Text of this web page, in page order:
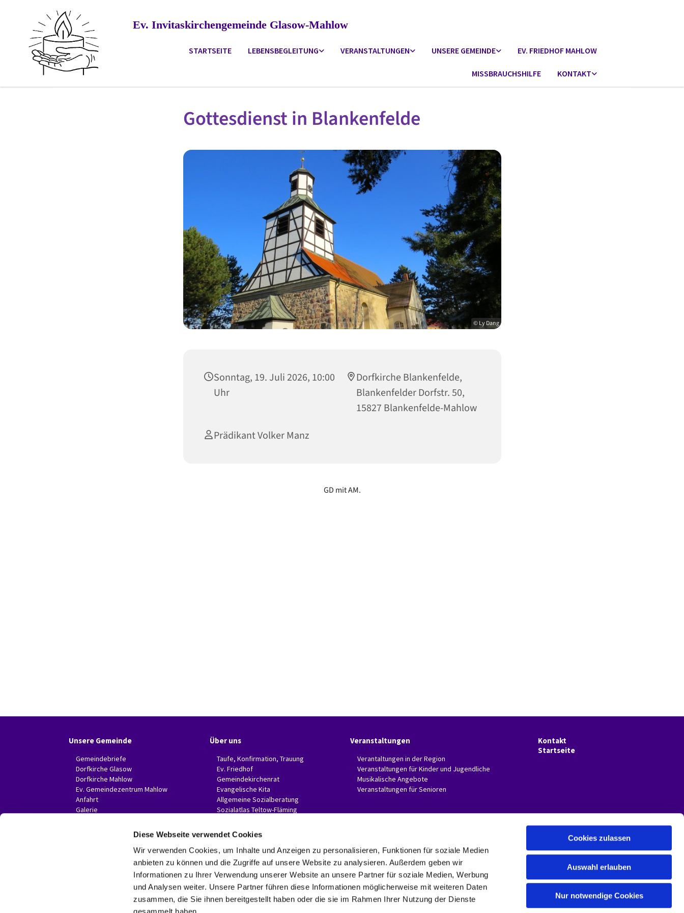
Diese Webseite verwendet Cookies
Wir verwenden Cookies, um Inhalte und Anzeigen zu personalisieren, Funktionen für soziale Medien
anbieten zu können und die Zugriffe auf unsere Website zu analysieren. Außerdem geben wir
Informationen zu Ihrer Verwendung unserer Website an unsere Partner für soziale Medien, Werbung
und Analysen weiter. Unsere Partner führen diese Informationen möglicherweise mit weiteren Daten
zusammen, die Sie ihnen bereitgestellt haben oder die sie im Rahmen Ihrer Nutzung der Dienste
Cookies zulassen
Auswahl erlauben
Nur notwendige Cookies
Ev. Invitaskirchengemeinde Glasow-Mahlow
STARTSEITE LEBENSBEGLEITUNG VERANSTALTUNGEN UNSERE GEMEINDE EV. FRIEDHOF MAHLOW
MISSBRAUCHSHILFE KONTAKT
Gottesdienst in Blankenfelde
© Ly Dang
Sonntag, 19. Juli 2026, 10:00
Uhr
Dorfkirche Blankenfelde,
Blankenfelder Dorfstr. 50,
15827 Blankenfelde-Mahlow
Prädikant Volker Manz
GD mit AM.
Unsere Gemeinde
Gemeindebriefe
Dorfkirche Glasow
Dorfkirche Mahlow
Ev. Gemeindezentrum Mahlow
Anfahrt
Galerie
Über uns
Taufe, Konfirmation, Trauung
Ev. Friedhof
Gemeindekirchenrat
Evangelische Kita
Allgemeine Sozialberatung
Sozialatlas Teltow-Fläming
Veranstaltungen
Verantaltungen in der Region
Veranstaltungen für Kinder und Jugendliche
Musikalische Angebote
Veranstaltungen für Senioren
Kontakt
Startseite
Evangelische Invitaskirchengemeinde Glasow-Mahlow
Rathenaustr. 45
15831 Blankenfelde-Mahlow
Telefon: 03379 374407 Fax: 03379 374470
invitaskg-glasow-mahlow@kkzf.de